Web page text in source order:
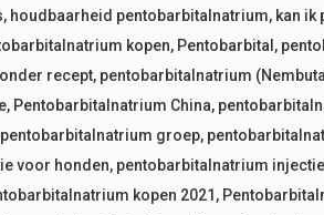
, houdbaarheid pentobarbitalnatrium, kan ik
kopen, Pentobarbital ,
recept, pentobarbitalnatrium
, Pentobarbitalnatrium China,
pentobarbitalnatrium groep,
voor honden, pentobarbitalnatrium
kopen 2021 ,